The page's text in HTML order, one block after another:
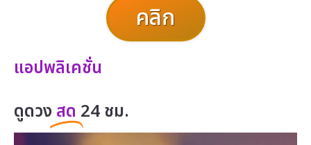
คลิก
แอปพลิเคชั่น
ดูดวง สด 24 ชม.